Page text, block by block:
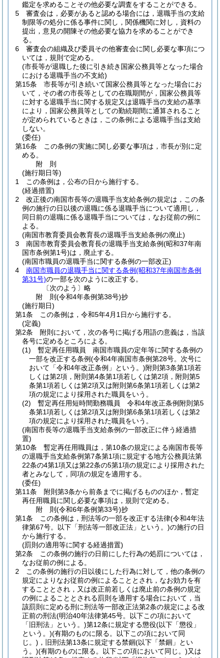
鑑定を求めることその他必要な調査をすることができる。
5
審査会は，必要があると認める場合には，退職手当の支給
制限等の処分に係る事件に関し，関係機関に対し，資料の
提出，意見の開陳その他必要な協力を求めることができ
る。
6
審査会の組織及び委員その他審査会に関し必要な事項につ
いては，規則で定める。
(市長等が退職した後に引き続き国家公務員等となった場合
における退職手当の不支給)
第15条
市長等が引き続いて国家公務員等となった場合にお
いて，その者の市長等としての在職期間が，国家公務員等
に対する退職手当に関する規定又は退職手当の支給の基準
により，国家公務員等としての勤続期間に通算されること
が定められているときは，この条例による退職手当は支給
しない。
(委任)
第16条
この条例の実施に関し必要な事項は，市長が別に定
める。
附 則
(施行期日等)
1
この条例は，公布の日から施行する。
(経過措置)
2
改正後の南国市長等の退職手当支給条例の規定は，この条
例の施行の日以後の退職に係る退職手当について適用し，
同日前の退職に係る退職手当については，なお従前の例に
よる。
(南国市教育委員会教育長の退職手当支給条例の廃止)
3
南国市教育委員会教育長の退職手当支給条例(昭和37年南
国市条例第1号)は，廃止する。
(南国市職員の退職手当に関する条例の一部改正)
4
南国市職員の退職手当に関する条例(昭和37年南国市条例
第31号)の一部を次のように改正する。
〔次のよう〕略
附 則(令和4年条例第38号)抄
(施行期日)
第1条
この条例は，令和5年4月1日から施行する。
(定義)
第2条
附則において，次の各号に掲げる用語の意義は，当該
各号に定めるところによる。
(1)
暫定再任用職員 南国市職員の定年等に関する条例の
一部を改正する条例(令和4年南国市条例第28号。次号に
おいて「令和4年改正条例」という。)附則第3条第1項若
しくは第2項，附則第4条第1項若しくは第2項，附則第5
条第1項若しくは第2項又は附則第6条第1項若しくは第2
項の規定により採用された職員をいう。
(2)
暫定再任用短時間勤務職員 令和4年改正条例附則第5
条第1項若しくは第2項又は附則第6条第1項若しくは第2
項の規定により採用された職員をいう。
(南国市長等の退職手当支給条例の一部改正に伴う経過措
置)
第10条
暫定再任用職員は，第10条の規定による南国市長等
の退職手当支給条例第7条第1項に規定する地方公務員法第
22条の4第1項又は第22条の5第1項の規定により採用された
者とみなして，同項の規定を適用する。
(委任)
第11条
附則第3条から前条までに掲げるもののほか，暫定
再任用職員に関し必要な事項は，規則で定める。
附 則(令和6年条例第33号)抄
第1条
この条例は，刑法等の一部を改正する法律(令和4年法
律第67号。以下「刑法等一部改正法」という。)の施行の日
から施行する。
(罰則の適用等に関する経過措置)
第2条
この条例の施行の日前にした行為の処罰については，
なお従前の例による。
2
この条例の施行の日以後にした行為に対して，他の条例の
規定によりなお従前の例によることとされ，なお効力を有
することとされ，又は改正前若しくは廃止前の条例の規定
の例によることとされる罰則を適用する場合において，当
該罰則に定める刑に刑法等一部改正法第2条の規定による改
正前の刑法(明治40年法律第45号。以下この項において
「旧刑法」という。)第12条に規定する懲役(以下「懲役」
という。)(有期のものに限る。以下この項において同
じ。) ，旧刑法第13条に規定する禁錮(以下「禁錮」とい
う。)(有期のものに限る。以下この項において同じ。)又は